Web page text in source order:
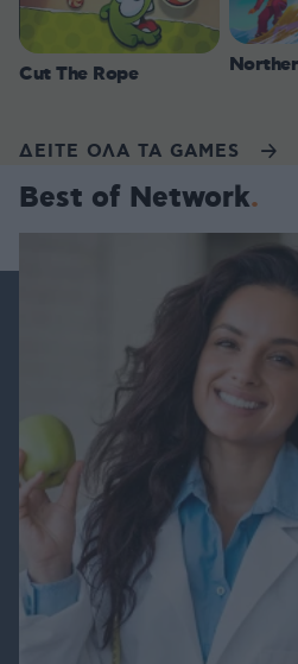
Cut The Rope
ΔΕΙΤΕ ΟΛΑ ΤΑ GAMES
Best of Network